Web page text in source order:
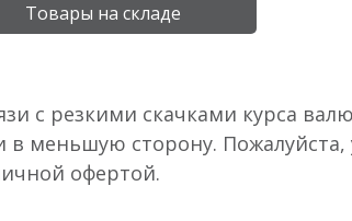
Товары на складе
с резкими скачками курса
в меньшую сторону.
офертой.